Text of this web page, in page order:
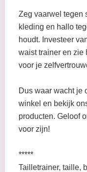
Zeg vaarwel tegen
kleding en hallo
houdt. Investeer
waist trainer en zie
voor je
Dus waar wacht je
winkel en bekijk
producten. Geloof
voor zijn!
*****
Tailletrainer, taille,